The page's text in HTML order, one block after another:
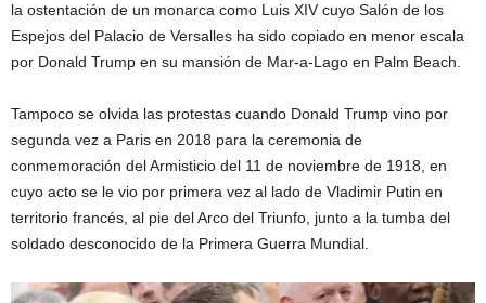
la ostentación de un monarca como Luis XIV cuyo Salón de los
Espejos del Palacio de Versalles ha sido copiado en menor escala
por Donald Trump en su mansión de Mar-a-Lago en Palm Beach.
Tampoco se olvida las protestas cuando Donald Trump vino por
segunda vez a Paris en 2018 para la ceremonia de
conmemoración del Armisticio del 11 de noviembre de 1918, en
cuyo acto se le vio por primera vez al lado de Vladimir Putin en
territorio francés, al pie del Arco del Triunfo, junto a la tumba del
soldado desconocido de la Primera Guerra Mundial.